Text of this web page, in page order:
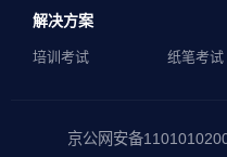
解决方案
培训考试 纸笔考试
京公网安备